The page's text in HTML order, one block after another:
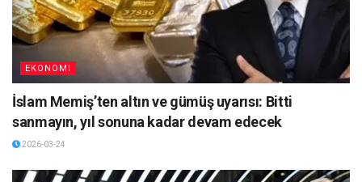
EKONOMI
İslam Memiş’ten altın ve gümüş uyarısı: Bitti
sanmayın, yıl sonuna kadar devam edecek
2026-03-24